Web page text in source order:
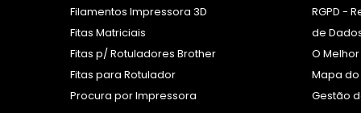
Filamentos Impressora 3D
Fitas Matriciais
Fitas p/ Rotuladores Brother
Fitas para Rotulador
Procura por Impressora
RGPD -
de
O
Mapa do
Gestão